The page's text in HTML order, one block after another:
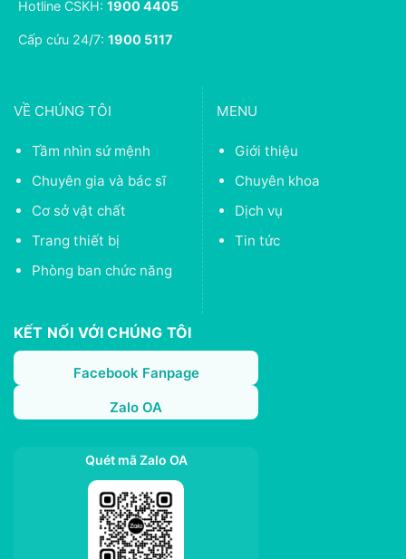
Hotline CSKH: 1900 4405
Cấp cứu 24/7: 1900 5117
VỀ CHÚNG TÔI
Tầm nhìn sứ mệnh
Chuyên gia và bác sĩ
Cơ sở vật chất
Trang thiết bị
Phòng ban chức năng
MENU
Giới thiệu
Chuyên khoa
Dịch vụ
Tin tức
KẾT NỐI VỚI CHÚNG TÔI
Facebook Fanpage
Zalo OA
Quét mã Zalo OA